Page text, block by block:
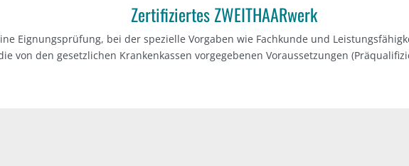
Zertifiziertes ZWEITHAARwerk
Eignungsprüfung, bei der spezielle Vorgaben wie Fachkunde und
von den gesetzlichen Krankenkassen vorgegebenen Voraussetzungen